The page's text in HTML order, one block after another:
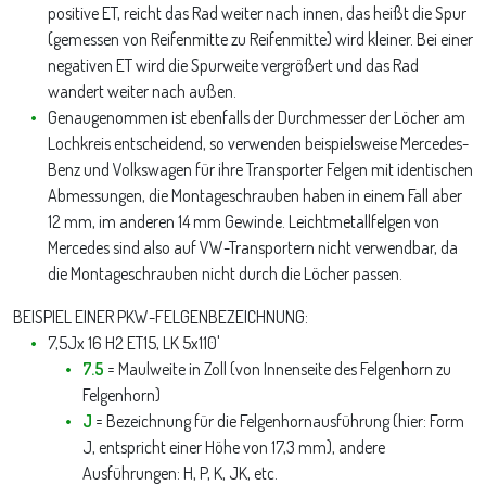
positive ET, reicht das Rad weiter nach innen, das heißt die Spur
(gemessen von Reifenmitte zu Reifenmitte) wird kleiner. Bei einer
negativen ET wird die Spurweite vergrößert und das Rad
wandert weiter nach außen.
Genaugenommen ist ebenfalls der Durchmesser der Löcher am
Lochkreis entscheidend, so verwenden beispielsweise Mercedes-
Benz und Volkswagen für ihre Transporter Felgen mit identischen
Abmessungen, die Montageschrauben haben in einem Fall aber
12 mm, im anderen 14 mm Gewinde. Leichtmetallfelgen von
Mercedes sind also auf VW-Transportern nicht verwendbar, da
die Montageschrauben nicht durch die Löcher passen.
BEISPIEL EINER PKW-FELGENBEZEICHNUNG:
7,5Jx 16 H2 ET15, LK 5x110'
7.5 = Maulweite in Zoll (von Innenseite des Felgenhorn zu
Felgenhorn)
J = Bezeichnung für die Felgenhornausführung (hier: Form
J, entspricht einer Höhe von 17,3 mm), andere
Ausführungen: H, P, K, JK, etc.